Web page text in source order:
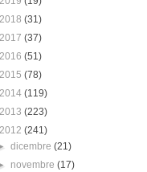
2018 (31)
2017 (37)
2016 (51)
2015 (78)
2014 (119)
2013 (223)
2012 (241)
dicembre(21)
novembre(17)